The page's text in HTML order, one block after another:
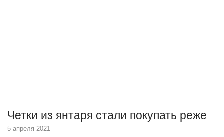
Четки из янтаря стали покупать реже
5 апреля 2021